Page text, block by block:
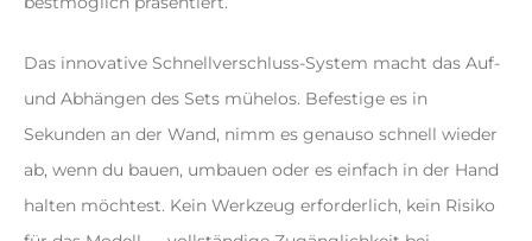
Das innovative Schnellverschluss-System macht das Auf-
und Abhängen des Sets mühelos. Befestige es in
Sekunden an der Wand, nimm es genauso schnell wieder
ab, wenn du bauen, umbauen oder es einfach in der Hand
halten möchtest. Kein Werkzeug erforderlich, kein Risiko